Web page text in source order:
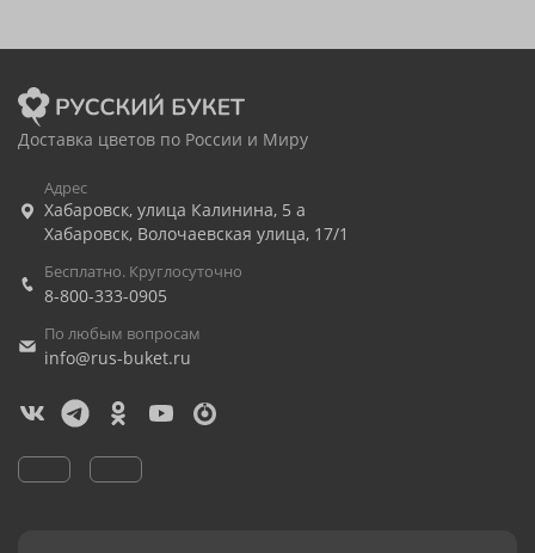
Доставка цветов по России и Миру
Адрес
Хабаровск, улица Калинина, 5 а
Хабаровск, Волочаевская улица, 17/1
Бесплатно. Круглосуточно
8-800-333-0905
По любым вопросам
info@rus-buket.ru